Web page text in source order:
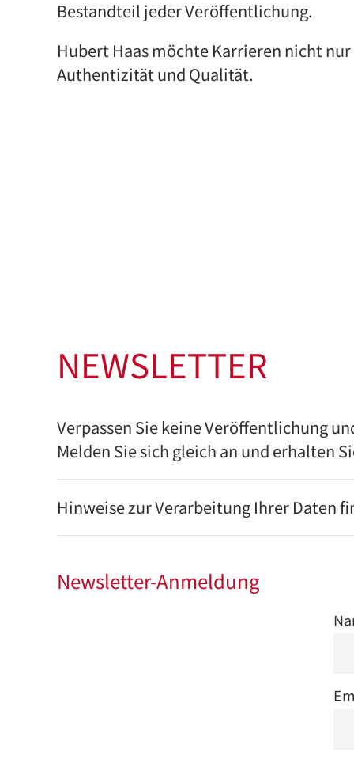
Bestandteil jeder Veröffentlichung.
Hubert Haas möchte Karrieren nicht
Authentizität und Qualität.
NEWSLETTER
Verpassen Sie keine Veröffentlichung
Melden Sie sich gleich an und erhalten
Hinweise zur Verarbeitung Ihrer Daten
Newsletter-Anmeldung